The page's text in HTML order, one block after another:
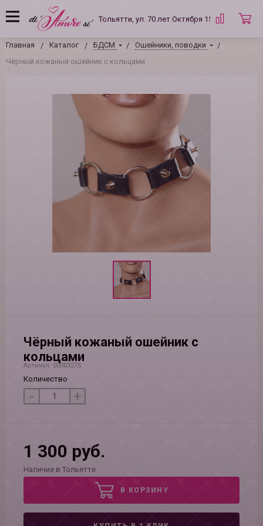
Тольятти, ул. 70 лет Октября 15 Б
Главная Каталог БДСМ
Ошейники, поводки
Чёрный кожаный ошейник с кольцами
Чёрный кожаный ошейник с
кольцами
Артикул: 00003275
Количество
- +
1 300 руб.
Наличие в Тольятти
В КОРЗИНУ